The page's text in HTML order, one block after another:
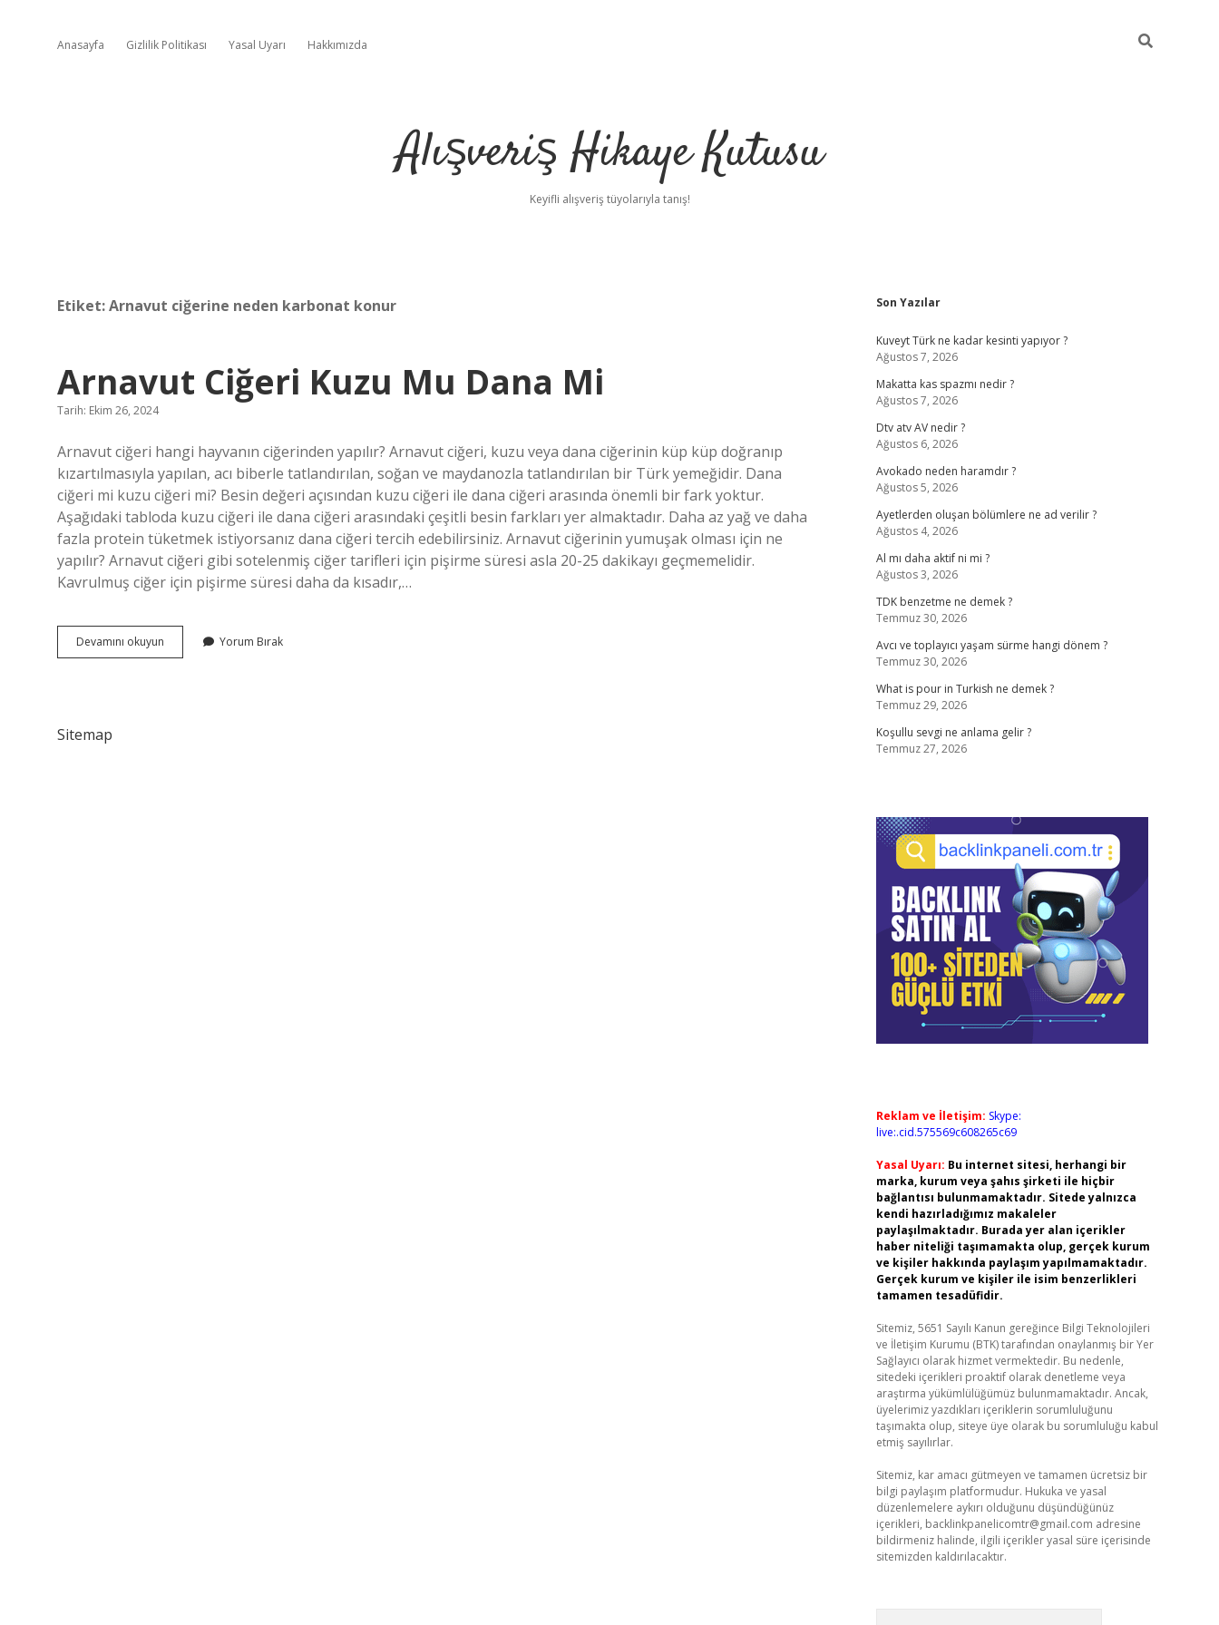
Anasayfa Gizlilik Politikası Yasal Uyarı Hakkımızda
Alışveriş Hikaye Kutusu
Keyifli alışveriş tüyolarıyla tanış!
Etiket:Arnavut ciğerine neden karbonat konur
Arnavut Ciğeri Kuzu Mu Dana Mi
Tarih: Ekim 26, 2024
Arnavut ciğeri hangi hayvanın ciğerinden yapılır? Arnavut ciğeri, kuzu veya dana ciğerinin küp küp doğranıp
kızartılmasıyla yapılan, acı biberle tatlandırılan, soğan ve maydanozla tatlandırılan bir Türk yemeğidir. Dana
ciğeri mi kuzu ciğeri mi? Besin değeri açısından kuzu ciğeri ile dana ciğeri arasında önemli bir fark yoktur.
Aşağıdaki tabloda kuzu ciğeri ile dana ciğeri arasındaki çeşitli besin farkları yer almaktadır. Daha az yağ ve daha
fazla protein tüketmek istiyorsanız dana ciğeri tercih edebilirsiniz. Arnavut ciğerinin yumuşak olması için ne
yapılır? Arnavut ciğeri gibi sotelenmiş ciğer tarifleri için pişirme süresi asla 20-25 dakikayı geçmemelidir.
Kavrulmuş ciğer için pişirme süresi daha da kısadır,…
Devamını okuyun
Ciğeri
Yorum Bırak
Sitemap
Sidebar
Son Yazılar
Kuveyt Türk ne kadar kesinti yapıyor ?
Ağustos 7, 2026
Makatta kas spazmı nedir ?
Ağustos 7, 2026
Dtv atv AV nedir ?
Ağustos 6, 2026
Avokado neden haramdır ?
Ağustos 5, 2026
Ayetlerden oluşan bölümlere ne ad verilir ?
Ağustos 4, 2026
Al mı daha aktif ni mi ?
Ağustos 3, 2026
TDK benzetme ne demek ?
Temmuz 30, 2026
Avcı ve toplayıcı yaşam sürme hangi dönem ?
Temmuz 30, 2026
What is pour in Turkish ne demek ?
Temmuz 29, 2026
Koşullu sevgi ne anlama gelir ?
Temmuz 27, 2026
Reklam ve İletişim: Skype:
live:.cid.575569c608265c69
Yasal Uyarı: Bu internet sitesi, herhangi bir
marka, kurum veya şahıs şirketi ile hiçbir
bağlantısı bulunmamaktadır. Sitede yalnızca
kendi hazırladığımız makaleler
paylaşılmaktadır. Burada yer alan içerikler
haber niteliği taşımamakta olup, gerçek kurum
ve kişiler hakkında paylaşım yapılmamaktadır.
Gerçek kurum ve kişiler ile isim benzerlikleri
tamamen tesadüfidir.
Sitemiz, 5651 Sayılı Kanun gereğince Bilgi Teknolojileri
ve İletişim Kurumu (BTK) tarafından onaylanmış bir Yer
Sağlayıcı olarak hizmet vermektedir. Bu nedenle,
sitedeki içerikleri proaktif olarak denetleme veya
araştırma yükümlülüğümüz bulunmamaktadır. Ancak,
üyelerimiz yazdıkları içeriklerin sorumluluğunu
taşımakta olup, siteye üye olarak bu sorumluluğu kabul
etmiş sayılırlar.
Sitemiz, kar amacı gütmeyen ve tamamen ücretsiz bir
bilgi paylaşım platformudur. Hukuka ve yasal
düzenlemelere aykırı olduğunu düşündüğünüz
içerikleri, backlinkpanelicomtr@gmail.com adresine
bildirmeniz halinde, ilgili içerikler yasal süre içerisinde
sitemizden kaldırılacaktır.